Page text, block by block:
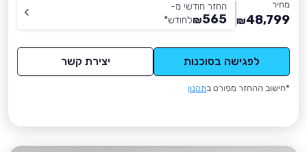
מחיר
48,799
₪
החזר חודשי מ-
565
₪לחודש*
לפגישה בסוכנות יצירת קשר
*חישוב ההחזר מפורט בתקנון